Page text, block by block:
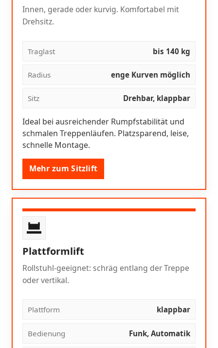
Innen, gerade oder kurvig. Komfortabel mit
Drehsitz.
Traglast bis 140 kg
Radius enge Kurven möglich
Sitz Drehbar, klappbar
Ideal bei ausreichender Rumpfstabilität und
schmalen Treppenläufen. Platzsparend, leise,
schnelle Montage.
Mehr zum Sitzlift
Plattformlift
Rollstuhl-geeignet: schräg entlang der Treppe
oder vertikal.
Plattform klappbar
Bedienung Funk, Automatik